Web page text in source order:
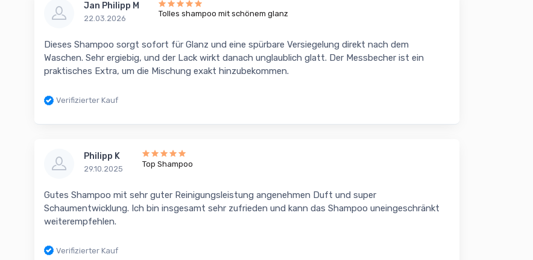
Jan Philipp M
22.03.2026
Tolles shampoo mit schönem glanz
Dieses Shampoo sorgt sofort für Glanz und eine spürbare Versiegelung direkt nach dem
Waschen. Sehr ergiebig, und der Lack wirkt danach unglaublich glatt. Der Messbecher ist ein
praktisches Extra, um die Mischung exakt hinzubekommen.
Verifizierter Kauf
Philipp K
29.10.2025
Top Shampoo
Gutes Shampoo mit sehr guter Reinigungsleistung angenehmen Duft und super
Schaumentwicklung. Ich bin insgesamt sehr zufrieden und kann das Shampoo uneingeschränkt
weiterempfehlen.
Verifizierter Kauf